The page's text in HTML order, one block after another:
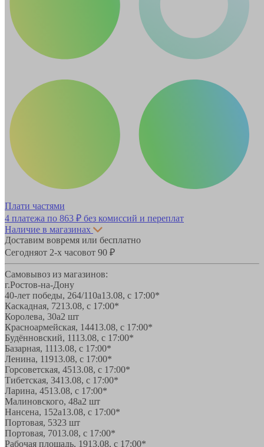
Плати частями
4 платежа по 863 ₽ без комиссий и переплат
Наличие в магазинах
Доставим вовремя или бесплатно
Сегодняот 2-х часовот 90 ₽
Самовывоз из магазинов:
г.Ростов-на-Дону
40-лет победы, 264/110а13.08, с 17:00*
Каскадная, 7213.08, с 17:00*
Королева, 30а2 шт
Красноармейская, 14413.08, с 17:00*
Будённовский, 1113.08, с 17:00*
Базарная, 1113.08, с 17:00*
Ленина, 11913.08, с 17:00*
Горсоветская, 4513.08, с 17:00*
Тибетская, 3413.08, с 17:00*
Ларина, 4513.08, с 17:00*
Малиновского, 48а2 шт
Нансена, 152а13.08, с 17:00*
Портовая, 5323 шт
Портовая, 7013.08, с 17:00*
Рабочая площадь, 1913.08, с 17:00*